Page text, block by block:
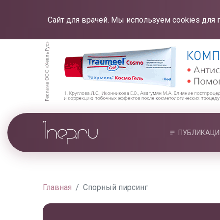
Сайт для врачей. Мы используем cookies для
Главная Спорный пирсинг